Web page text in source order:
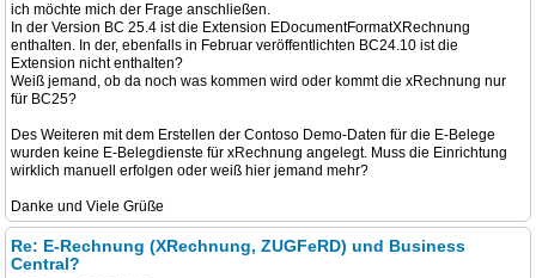
ich möchte mich der Frage anschließen.
In der Version BC 25.4 ist die Extension EDocumentFormatXRechnung
enthalten. In der, ebenfalls in Februar veröffentlichten BC24.10 ist die
Extension nicht enthalten?
Weiß jemand, ob da noch was kommen wird oder kommt die xRechnung nur
für BC25?
Des Weiteren mit dem Erstellen der Contoso Demo-Daten für die E-Belege
wurden keine E-Belegdienste für xRechnung angelegt. Muss die Einrichtung
wirklich manuell erfolgen oder weiß hier jemand mehr?
Danke und Viele Grüße
Re: E-Rechnung (XRechnung, ZUGFeRD) und Business
Central?